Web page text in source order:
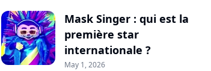
Mask Singer : qui est la
première star
internationale ?
May 1, 2026